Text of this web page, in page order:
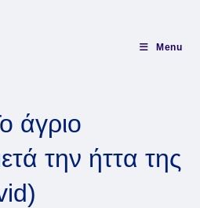
Menu
άγριο
την ήττα της